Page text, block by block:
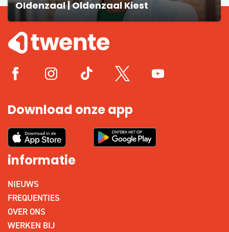
OIdenzaal | Oldenzaal Kiest
Download onze app
informatie
NIEUWS
FREQUENTIES
OVER ONS
WERKEN BIJ